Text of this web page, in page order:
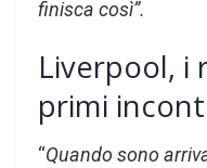
finisca così”.
Liverpool, i
primi
“Quando sono